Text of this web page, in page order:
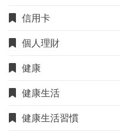
信用卡
個人理財
健康
健康生活
健康生活習慣